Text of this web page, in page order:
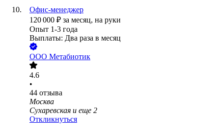
Офис-менеджер
120 000 ₽ за месяц, на руки
Опыт 1-3 года
Выплаты: Два раза в месяц
ООО Метабиотик
4.6
•
44 отзыва
Москва
Сухаревская и еще 2
Откликнуться